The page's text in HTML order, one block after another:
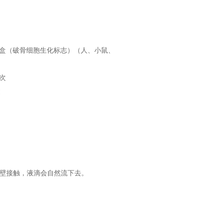
（破骨细胞生化标志）（人、小鼠、
接触，液滴会自然流下去。